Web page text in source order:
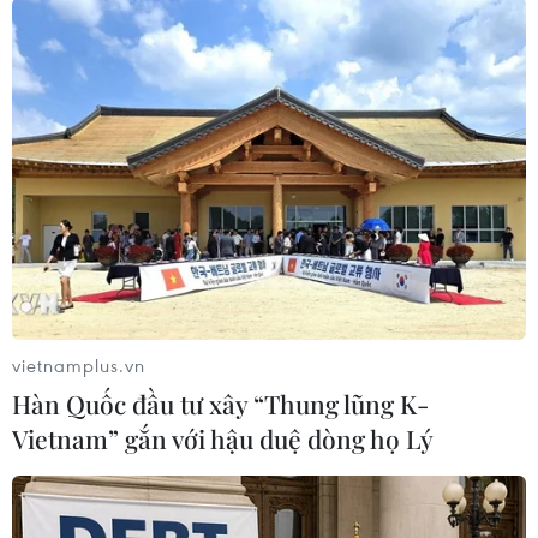
2026 tăng 4,38%
WB hạ mạnh dự báo tăng trưởng kinh tế toàn
IIF: Nợ toàn cầu tăng lên mức kỷ lục 348.000 tỷ
USD trong năm 2025
TIN LIÊN QUAN
vietnamplus.vn
Hàn Quốc đầu tư xây “Thung lũng K-
Vietnam” gắn với hậu duệ dòng họ Lý